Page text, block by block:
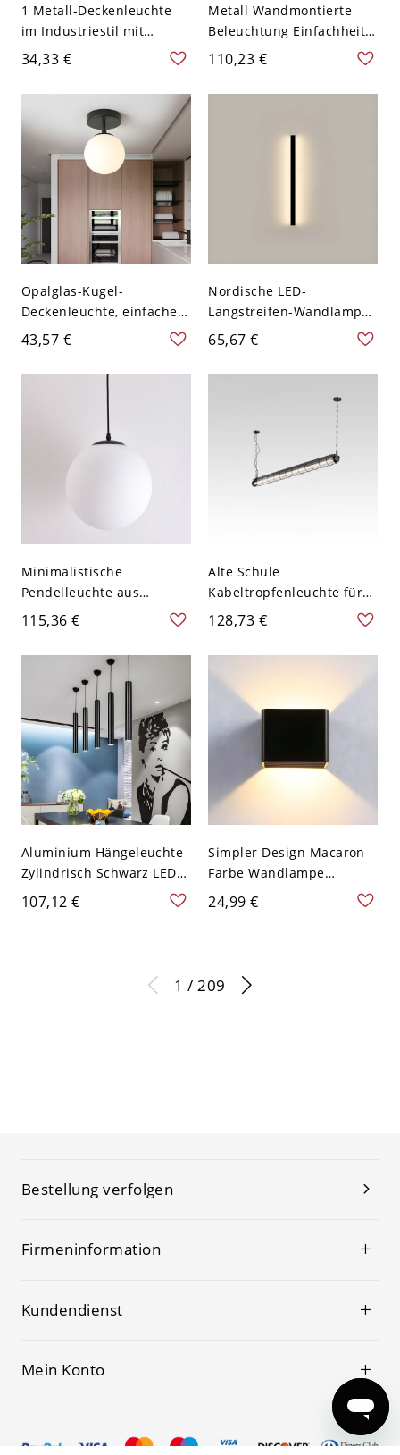
1 Metall-Deckenleuchte
im Industriestil mit
schwarzem Finish,
sechseckigem Design und
Käfig-Design für das
Wohnzimmer
34,33 €
Metall Wandmontierte
Beleuchtung Einfachheit
Stil LED Wandmontierte
Leuchte - 110V-120V
Schwarz Weißlicht 40,64
110,23 €
Opalglas-Kugel-
Deckenleuchte, einfacher
Stil, 1 Licht, flache
Montage mit schwarzer
Baldachin
43,57 €
Nordische LED-
Langstreifen-Wandlampe
Wohnzimmer Moderne
Wandhalterung
Wandleuchte - 110V-120V
65,67 €
Minimalistische
Pendelleuchte aus
mattiertem Glas,
Aufhängung für
Esszimmer &
Eingangsbereich - 110V-
120V Schwarz 15,24 cm
115,36 €
Alte Schule
Kabeltropfenleuchte für
Kücheninsel mit
und einstellbarer
Schwarz, Warmlicht, 18W
128,73 €
Aluminium Hängeleuchte
Zylindrisch Schwarz LED
Pendelleuchte in Weißem
Licht, 11" Höhe
107,12 €
Simpler Design Macaron
Farbe Wandlampe
Nordeuropa Würfel Metall
Schirm 1-Kopf
24,99 €
1 / 209
Bestellung verfolgen
Firmeninformation
Kundendienst
Mein Konto